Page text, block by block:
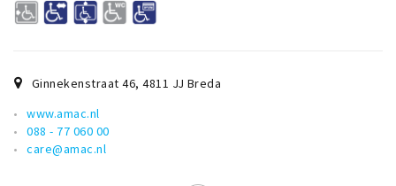
Ginnekenstraat 46,4811 JJ Breda
www.amac.nl
088 - 77 060 00
care@amac.nl